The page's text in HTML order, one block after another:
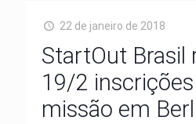
22 de janeiro de 2018
StartOut Brasil
19/2
missão em